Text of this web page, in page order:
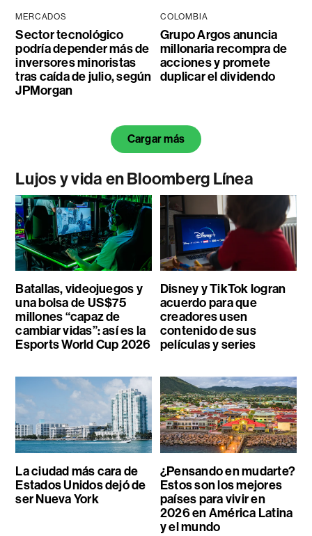
MERCADOS
Sector tecnológico
podría depender más de
inversores minoristas
tras caída de julio, según
JPMorgan
COLOMBIA
Grupo Argos anuncia
millonaria recompra de
acciones y promete
duplicar el dividendo
Cargar más
Lujos y vida en Bloomberg Línea
Batallas, videojuegos y
una bolsa de US$75
millones “capaz de
cambiar vidas”: así es la
Esports World Cup 2026
Disney y TikTok logran
acuerdo para que
creadores usen
contenido de sus
películas y series
La ciudad más cara de
Estados Unidos dejó de
ser Nueva York
¿Pensando en mudarte?
Estos son los mejores
países para vivir en
2026 en América Latina
y el mundo